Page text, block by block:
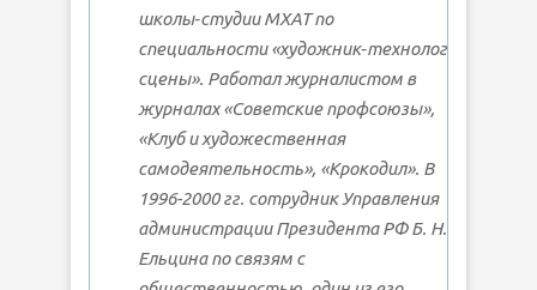
школы‑студии МХАТ по
специальности «художник‑технолог
сцены». Работал журналистом в
журналах «Советские профсоюзы»,
«Клуб и художественная
самодеятельность», «Крокодил». В
1996-2000 гг. сотрудник Управления
администрации Президента РФ Б. Н.
Ельцина по связям с